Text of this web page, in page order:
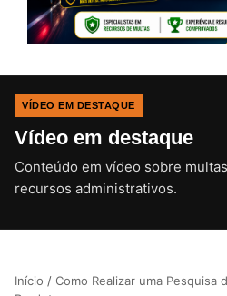
VÍDEO EM DESTAQUE
Vídeo em destaque
Conteúdo em vídeo sobre
recursos administrativos.
CLIQUE PARA
Início / Como Realizar uma Pesquisa